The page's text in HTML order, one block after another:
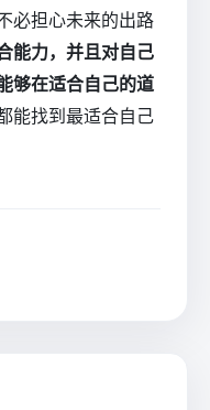
必担心未来的出路
能力，并且对自己
够在适合自己的道
能找到最适合自己